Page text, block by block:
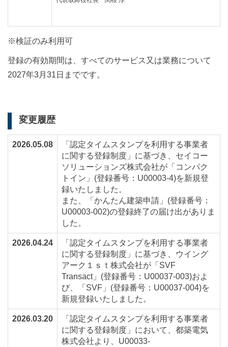
※検証のみ利用可
登録の有効期間は、すべてのサービス又は業務について
2027年3月31日までです。
変更履歴
2026.05.08
「認定タイムスタンプを利用する事業者
に関する登録制度」に基づき、セイコー
ソリューションズ株式会社が「コンパク
トイン」(登録番号：U00003-4)を新規登
録いたしました。
また、「かんたん建築申請」(登録番号：
U00003-002)の登録終了の届け出がありま
した。
2026.04.24
「認定タイムスタンプを利用する事業者
に関する登録制度」に基づき、ウイング
アーク１ｓｔ株式会社が「SVF
Transact」(登録番号：U00037-003)およ
び、「SVF」(登録番号：U00037-004)を
新規登録いたしました。
2026.03.20
「認定タイムスタンプを利用する事業者
に関する登録制度」において、都築電気
株式会社より、U00033-